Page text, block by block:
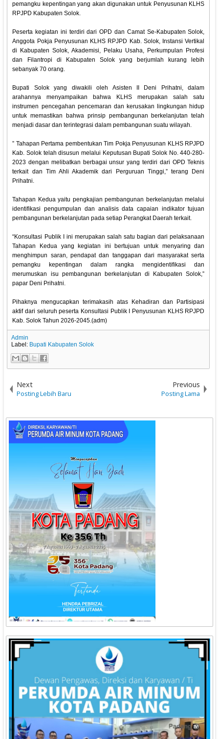
pemangku kepentingan yang akan digunakan untuk Penyusunan KLHS
RPJPD Kabupaten Solok.
Peserta kegiatan ini terdiri dari OPD dan Camat Se-Kabupaten Solok,
Anggota Pokja Penyusunan KLHS RPJPD Kab. Solok, Instansi Vertikal
di Kabupaten Solok, Akademisi, Pelaku Usaha, Perkumpulan Profesi
dan Filantropi di Kabupaten Solok yang berjumlah kurang lebih
sebanyak 70 orang.
Bupati Solok yang diwakili oleh Asisten II Deni Prihatni, dalam
arahannya menyampaikan bahwa KLHS merupakan salah satu
instrumen pencegahan pencemaran dan kerusakan lingkungan hidup
untuk memastikan bahwa prinsip pembangunan berkelanjutan telah
menjadi dasar dan terintegrasi dalam pembangunan suatu wilayah.
” Tahapan Pertama pembentukan Tim Pokja Penyusunan KLHS RPJPD
Kab. Solok telah disusun melalui Keputusan Bupati Solok No. 440-280-
2023 dengan melibatkan berbagai unsur yang terdiri dari OPD Teknis
terkait dan Tim Ahli Akademik dari Perguruan Tinggi,” terang Deni
Prihatni.
Tahapan Kedua yaitu pengkajian pembangunan berkelanjutan melalui
identifikasi pengumpulan dan analisis data capaian indikator tujuan
pembangunan berkelanjutan pada setiap Perangkat Daerah terkait.
“Konsultasi Publik I ini merupakan salah satu bagian dari pelaksanaan
Tahapan Kedua yang kegiatan ini bertujuan untuk menyaring dan
menghimpun saran, pendapat dan tanggapan dari masyarakat serta
pemangku kepentingan dalam rangka mengidentifikasi dan
merumuskan isu pembangunan berkelanjutan di Kabupaten Solok,”
papar Deni Prihatni.
Pihaknya mengucapkan terimakasih atas Kehadiran dan Partisipasi
aktif dari seluruh peserta Konsultasi Publik I Penyusunan KLHS RPJPD
Kab. Solok Tahun 2026-2045.(adm)
Admin
Label: Bupati Kabupaten Solok
Next
Posting Lebih Baru
Previous
Posting Lama